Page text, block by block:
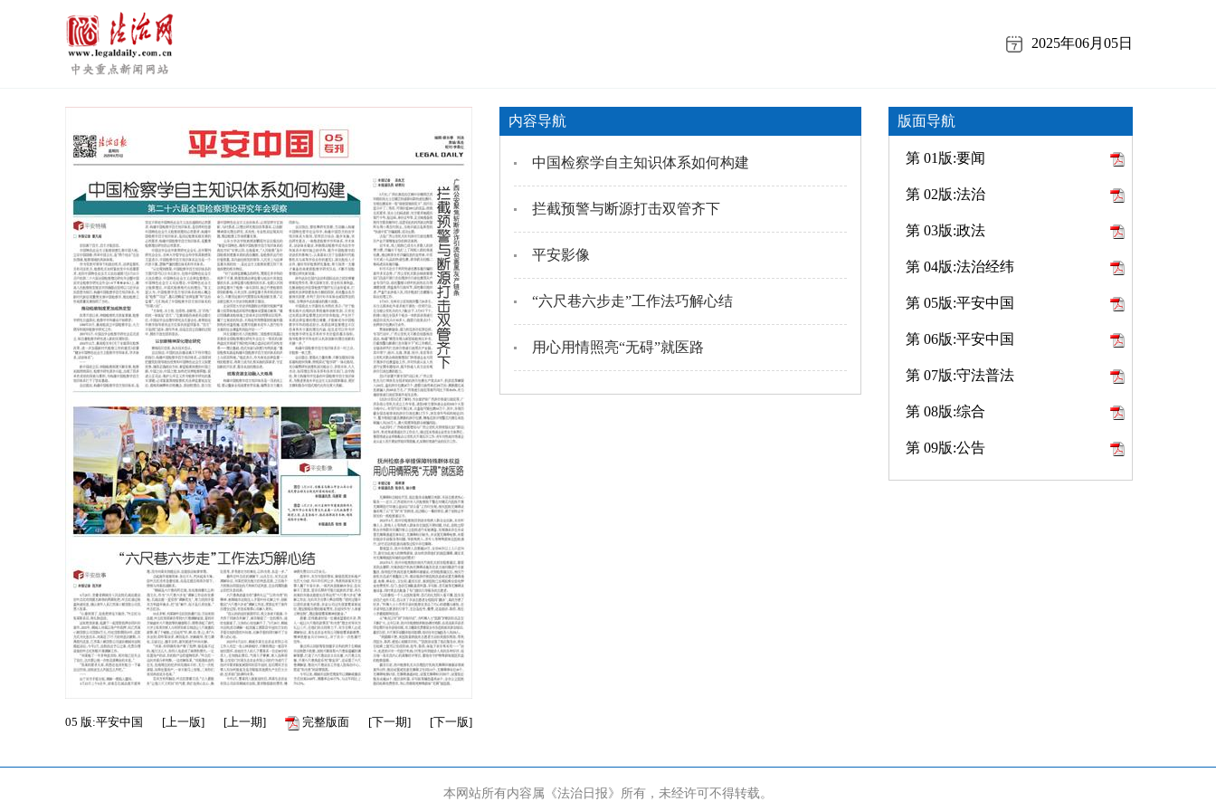
2025年06月05日
05 版:平安中国 [上一版] [上一期] 完整版面 [下一期] [下一版]
内容导航
中国检察学自主知识体系如何构建
拦截预警与断源打击双管齐下
平安影像
“六尺巷六步走”工作法巧解心结
用心用情照亮“无碍”就医路
版面导航
第 01版:要闻
第 02版:法治
第 03版:政法
第 04版:法治经纬
第 05版:平安中国
第 06版:平安中国
第 07版:守法普法
第 08版:综合
第 09版:公告
本网站所有内容属《法治日报》所有，未经许可不得转载。